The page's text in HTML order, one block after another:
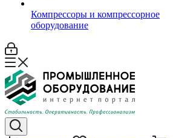
Компрессоры и компрессорное
оборудование